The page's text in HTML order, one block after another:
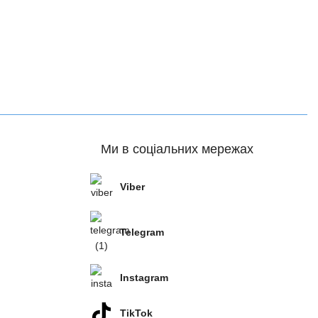
Ми в соціальних мережах
Viber
Telegram
Instagram
TikTok